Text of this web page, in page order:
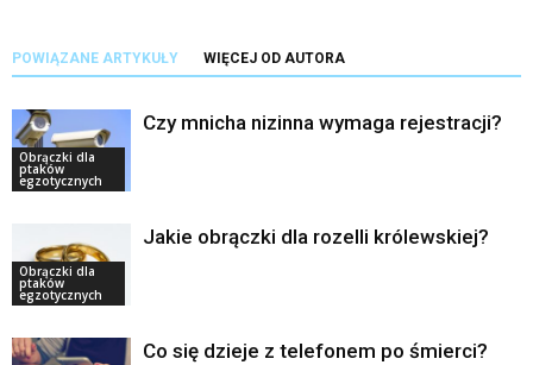
POWIĄZANE ARTYKUŁY WIĘCEJ OD AUTORA
Obrączki dla
ptaków
egzotycznych
Czy mnicha nizinna wymaga rejestracji?
Obrączki dla
ptaków
egzotycznych
Jakie obrączki dla rozelli królewskiej?
Co się dzieje z telefonem po śmierci?